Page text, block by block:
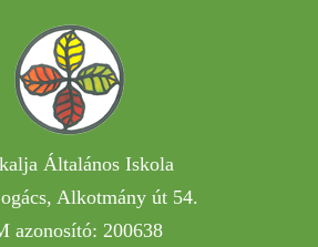
Általános Iskola
Alkotmány út 54.
azonosító: 200638